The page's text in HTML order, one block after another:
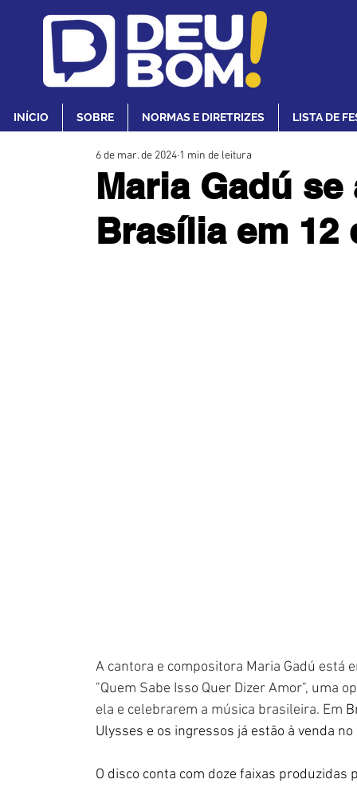
INÍCIO SOBRE NORMAS E DIRETRIZES LISTA DE
Maria Gadú
Brasília em 12
6 de mar. de 2024 1 min de leitura
A cantora e compositora Maria Gadú
"Quem Sabe Isso Quer Dizer Amor", uma
ela e celebrarem a música brasileira. Em
Ulysses e os ingressos já estão à venda
O disco conta com doze faixas